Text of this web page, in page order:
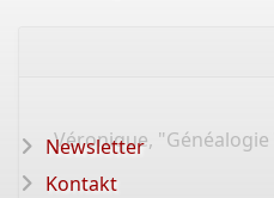
Véronique,
Newsletter
Kontakt